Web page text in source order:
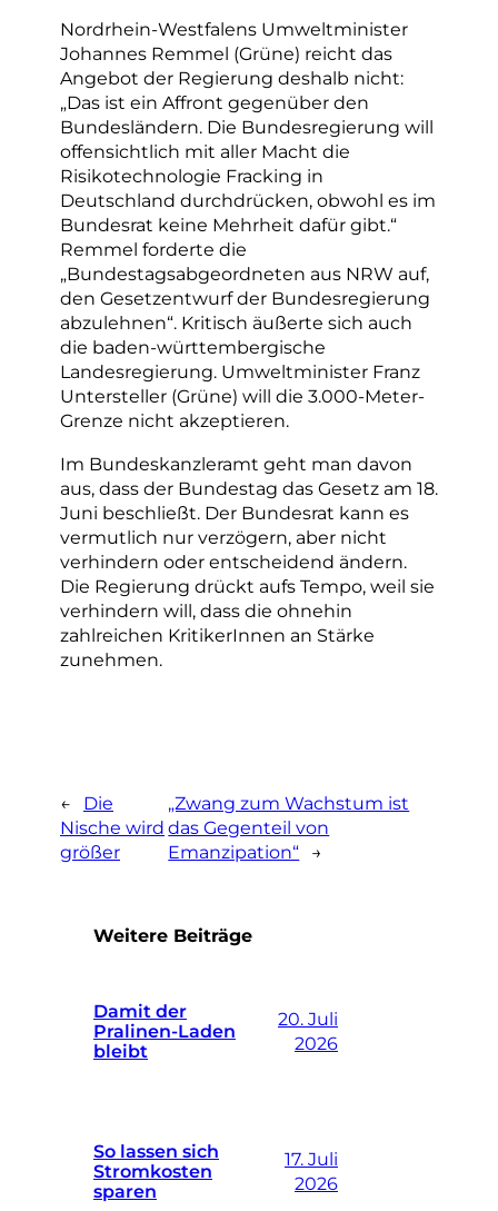
Nordrhein-Westfalens Umweltminister
Johannes Remmel (Grüne) reicht das
Angebot der Regierung deshalb nicht:
„Das ist ein Affront gegenüber den
Bundesländern. Die Bundesregierung will
offensichtlich mit aller Macht die
Risikotechnologie Fracking in
Deutschland durchdrücken, obwohl es im
Bundesrat keine Mehrheit dafür gibt.“
Remmel forderte die
„Bundestagsabgeordneten aus NRW auf,
den Gesetzentwurf der Bundesregierung
abzulehnen“. Kritisch äußerte sich auch
die baden-württembergische
Landesregierung. Umweltminister Franz
Untersteller (Grüne) will die 3.000-Meter-
Grenze nicht akzeptieren.
Im Bundeskanzleramt geht man davon
aus, dass der Bundestag das Gesetz am 18.
Juni beschließt. Der Bundesrat kann es
vermutlich nur verzögern, aber nicht
verhindern oder entscheidend ändern.
Die Regierung drückt aufs Tempo, weil sie
verhindern will, dass die ohnehin
zahlreichen KritikerInnen an Stärke
zunehmen.
←
Die
Nische wird
größer
„Zwang zum Wachstum ist
das Gegenteil von
Emanzipation“ →
Weitere Beiträge
Damit der
Pralinen-Laden
bleibt
20. Juli
2026
So lassen sich
Stromkosten
sparen
17. Juli
2026